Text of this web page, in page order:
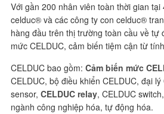
Với gần 200 nhân viên toàn thời gian
celduc® và các công ty con celduc®
hàng đầu trên thị trường toàn cầu về tự
mức CELDUC, cảm biến tiệm cận từ
CELDUC bao gồm: Cảm biến mức
CELDUC, bộ điều khiển CELDUC, đại
sensor,CELDUC relay, CELDUC
ngành công nghiệp hóa, tự động hóa.